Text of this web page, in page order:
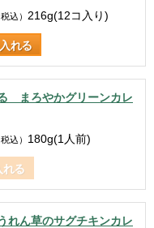
税込） 216g(12コ入り)
れる
まろやかグリーンカレ
税込） 180g(1人前)
れる
れん草のサグチキンカレ